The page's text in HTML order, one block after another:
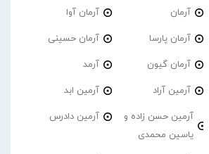
آرمان آرمان آوا
آرمان پارسا آرمان حسینی
آرمان گیون آرمد
آرمین آراد آرمین ابد
آرمین حسن زاده و
یاسین محمدی
آرمین دادرس